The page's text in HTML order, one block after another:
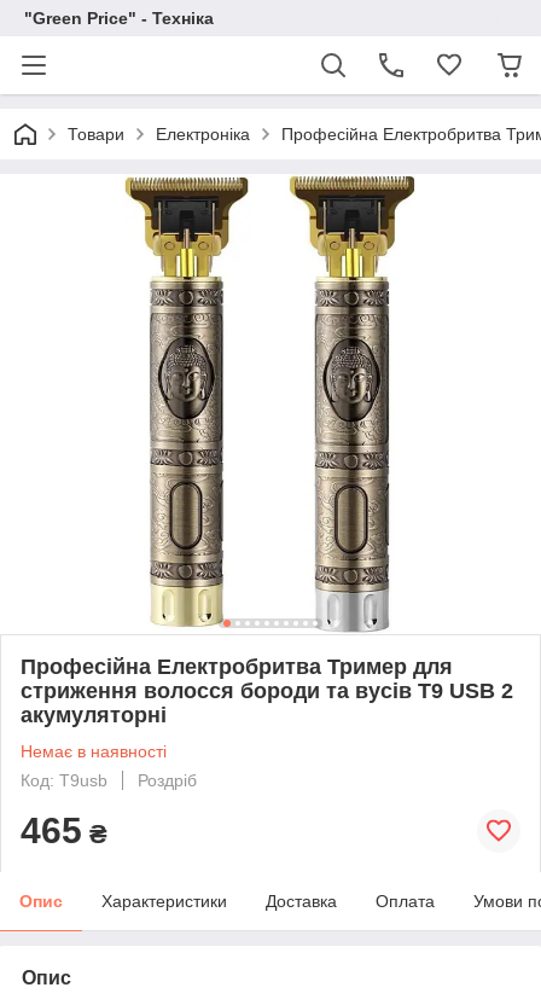
"Green Price" - Техніка
Товари Електроніка Професійна Електробритва
Професійна Електробритва Тример для
стриження волосся бороди та вусів T9 USB 2
акумуляторні
Немає в наявності
Код: T9usb
Роздріб
465 ₴
Опис Характеристики Доставка Оплата Умови
Опис